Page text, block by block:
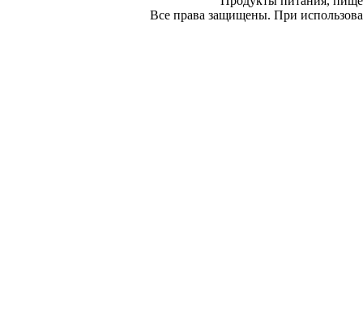
Все права защищены. При